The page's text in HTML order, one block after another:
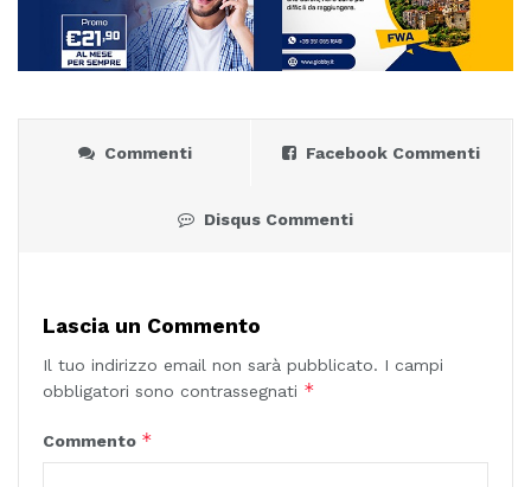
Commenti Facebook Commenti
Disqus Commenti
Lascia un Commento
Il tuo indirizzo email non sarà pubblicato. I campi
obbligatori sono contrassegnati *
Commento *